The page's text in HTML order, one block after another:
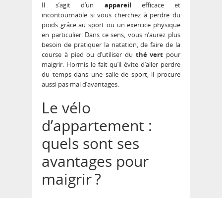
Il s’agit d’un appareil efficace et
incontournable si vous cherchez à perdre du
poids grâce au sport ou un exercice physique
en particulier. Dans ce sens, vous n’aurez plus
besoin de pratiquer la natation, de faire de la
course à pied ou d’utiliser du thé vert pour
maigrir. Hormis le fait qu’il évite d’aller perdre
du temps dans une salle de sport, il procure
aussi pas mal d’avantages.
Le vélo
d’appartement :
quels sont ses
avantages pour
maigrir ?